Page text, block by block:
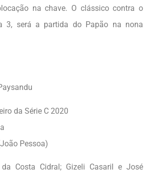
na chave. O clássico contra o
3, será a partida do Papão na nona
da Série C 2020
Pessoa)
Costa Cidral; Gizeli Casaril e José